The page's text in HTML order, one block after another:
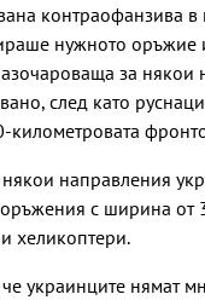
контраофанзива
нужното
за
след като
километровата
направления
с ширина от
хеликоптери.
украинците нямат